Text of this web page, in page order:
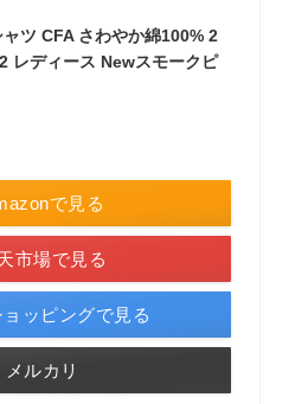
ツ CFA さわやか綿100% 2
レディース Newスモークピ
で見る
市場で見る
ッピングで見る
メルカリ